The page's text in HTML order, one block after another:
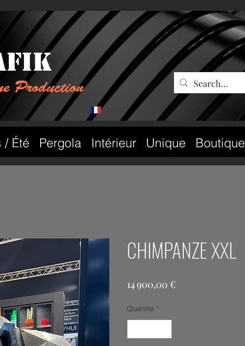
Production
/ Été Pergola Intérieur Unique Boutique
CHIMPANZE XXL
14 900,00 €
Quantité *